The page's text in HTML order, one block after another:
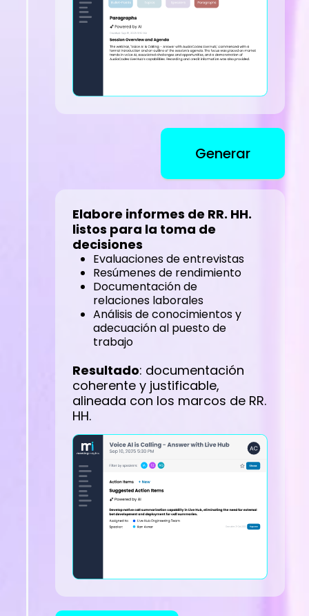
Generar
Elabore informes de RR. HH.
listos para la toma de
decisiones
Evaluaciones de entrevistas
Resúmenes de rendimiento
Documentación de
relaciones laborales
Análisis de conocimientos y
adecuación al puesto de
trabajo
Resultado: documentación
coherente y justificable,
alineada con los marcos de RR.
HH.